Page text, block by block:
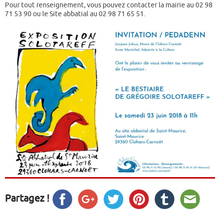
Pour tout renseignement, vous pouvez contacter la mairie au 02 98
71 53 90 ou le Site abbatial au 02 98 71 65 51.
Partagez !